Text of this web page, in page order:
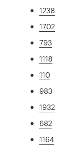
1238
1702
793
1118
110
983
1932
682
1164